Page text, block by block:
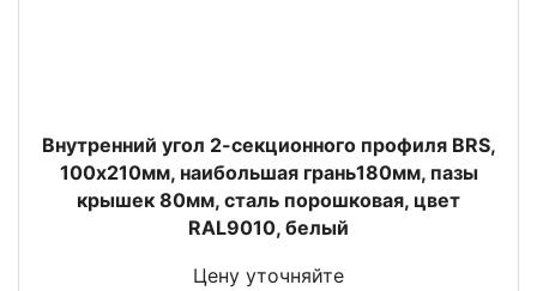
Внутренний угол 2-секционного профиля BRS,
100х210мм, наибoльшая грань180мм, пазы
крышек 80мм, сталь порошковая, цвет
RAL9010, белый
Цену уточняйте